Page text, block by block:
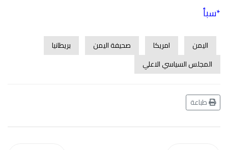
*سبأ
اليمن امريكا صحيفة اليمن
بريطانيا
المجلس السياسي الاعلي
طباعة